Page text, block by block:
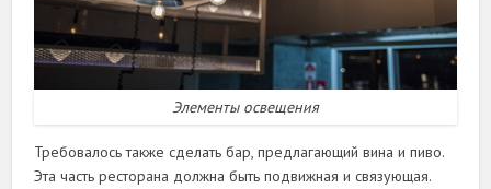
Элементы освещения
Требовалось также сделать бар, предлагающий вина и пиво.
Эта часть ресторана должна быть подвижная и связующая.